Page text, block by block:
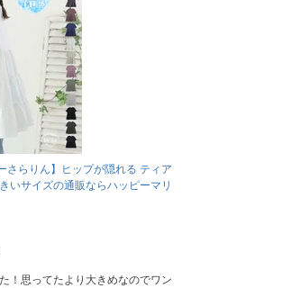
さらりん】ヒップが隠れる ティア
いサイズの通販ならハッピーマリ
！思ってたより大きめなのでワン